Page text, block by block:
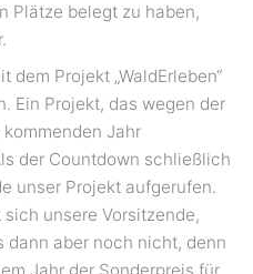
Plätze belegt zu haben,
Projekt „WaldErleben“
Ein Projekt, das wegen der
Jahr
der Countdown schließlich
unser Projekt aufgerufen.
sich unsere Vorsitzende,
dann aber noch nicht, denn